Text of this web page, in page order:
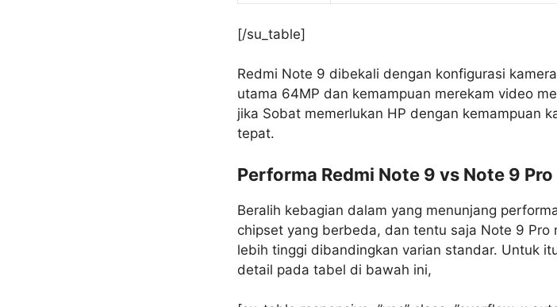
[/su_table]
Redmi Note 9 dibekali dengan konfigurasi
utama 64MP dan kemampuan merekam video
jika Sobat memerlukan HP dengan kemampuan
tepat.
Performa Redmi Note 9 vs Note 9 Pro
Beralih kebagian dalam yang menunjang
chipset yang berbeda, dan tentu saja Note 9
lebih tinggi dibandingkan varian standar. Untuk
detail pada tabel di bawah ini,